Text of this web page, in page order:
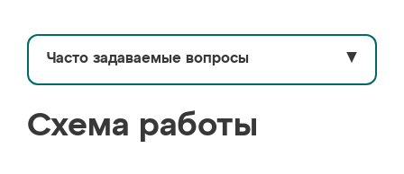
Часто задаваемые вопросы ▼
Схема работы